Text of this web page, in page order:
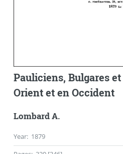
Pauliciens, Bulgares
Orient et en Occident
Lombard A.
Year: 1879